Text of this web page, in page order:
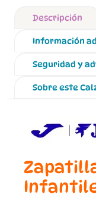
Descripción
Información
Seguridad y
Sobre este